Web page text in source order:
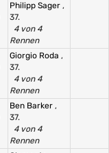
Philipp Sager ,
37.
4 von 4
Rennen
Giorgio Roda ,
37.
4 von 4
Rennen
Ben Barker ,
37.
4 von 4
Rennen